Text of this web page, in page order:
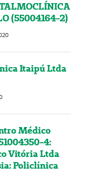
(55004164-2)
Itaipú Ltda
Médico
4:
Vitória Ltda
Policlínica